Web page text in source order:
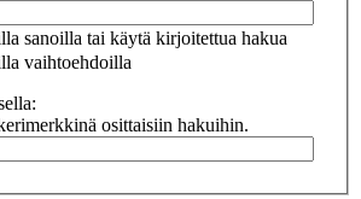
sanoilla tai käytä kirjoitettua hakua
vaihtoehdoilla
osittaisiin hakuihin.